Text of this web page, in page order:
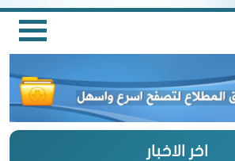
اخر الاخبار